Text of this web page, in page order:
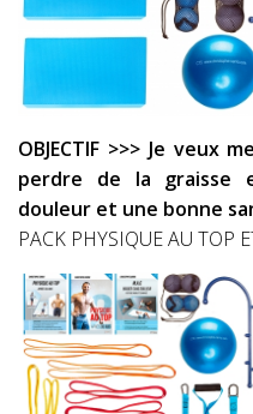
OBJECTIF >>> Je veux
perdre de la graisse
douleur et une bonne
PACK PHYSIQUE AU TOP